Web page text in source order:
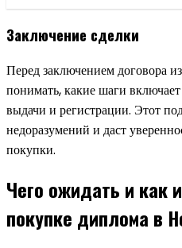
Заключение сделки
Перед заключением договора
понимать, какие шаги
выдачи и регистрации. Этот
недоразумений и даст
покупки.
Чего ожидать и как
покупке диплома в